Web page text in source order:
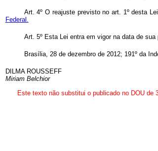
Art. 4º O reajuste previsto no art. 1º desta
Federal.
Art. 5º Esta Lei entra em vigor na data de sua
Brasília, 28 de dezembro de 2012; 191º da
DILMA ROUSSEFF
Miriam Belchior
Este texto não substitui o publicado no DOU de